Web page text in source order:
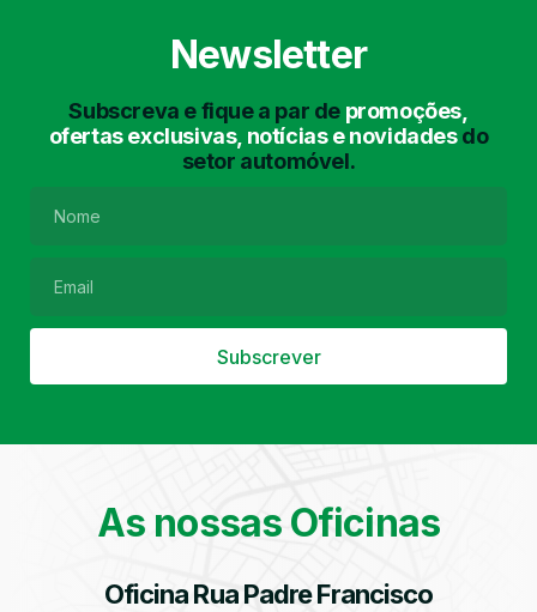
Newsletter
Subscreva e fique a par de promoções,
ofertas exclusivas, notícias e novidadesdo
setor automóvel.
Subscrever
As nossas Oficinas
Oficina Rua Padre Francisco
Lavagem de Chassis Matrículas
Filtro de Partículas Óleos
Bate-Chapas
Higienização e
Automóvel